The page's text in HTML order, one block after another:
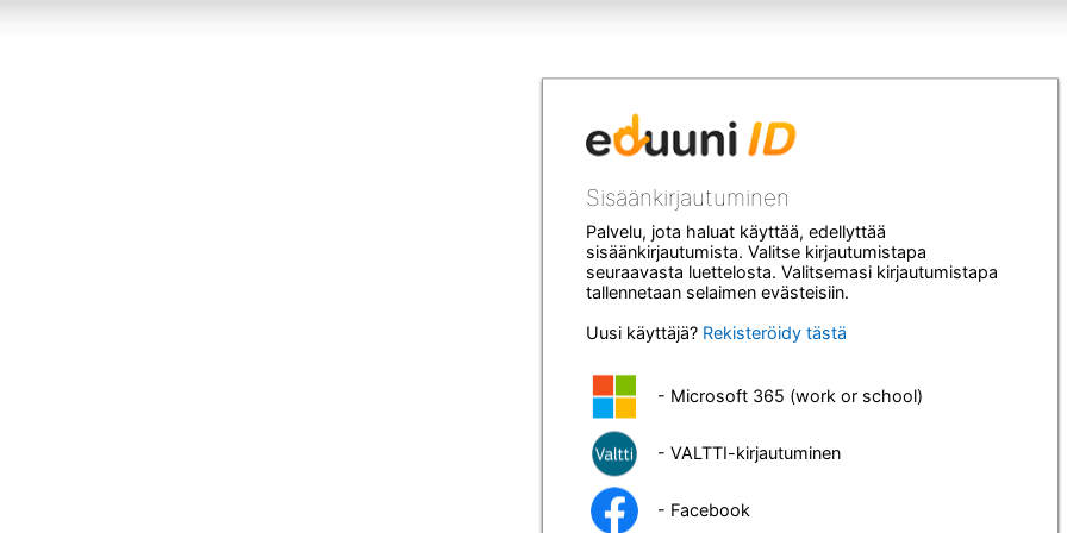
Sisäänkirjautuminen
Palvelu, jota haluat käyttää, edellyttää
sisäänkirjautumista. Valitse kirjautumistapa
seuraavasta luettelosta. Valitsemasi kirjautumistapa
tallennetaan selaimen evästeisiin.
Uusi käyttäjä? Rekisteröidy tästä
- Microsoft 365 (work or school)
- VALTTI-kirjautuminen
- Facebook